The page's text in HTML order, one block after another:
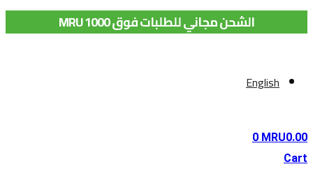
الشحن مجاني للطلبات فوق 1000 MRU
English
MRU0.00
0
Cart